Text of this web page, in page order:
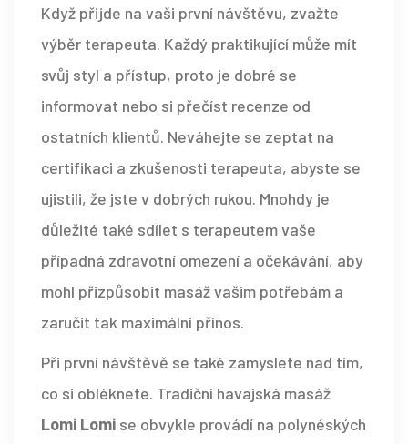
Když přijde na vaši první návštěvu, zvažte
výběr terapeuta. Každý praktikující může mít
svůj styl a přístup, proto je dobré se
informovat nebo si přečíst recenze od
ostatních klientů. Neváhejte se zeptat na
certifikaci a zkušenosti terapeuta, abyste se
ujistili, že jste v dobrých rukou. Mnohdy je
důležité také sdílet s terapeutem vaše
případná zdravotní omezení a očekávání, aby
mohl přizpůsobit masáž vašim potřebám a
zaručit tak maximální přínos.
Při první návštěvě se také zamyslete nad tím,
co si obléknete. Tradiční havajská masáž
Lomi Lomi se obvykle provádí na polynéských